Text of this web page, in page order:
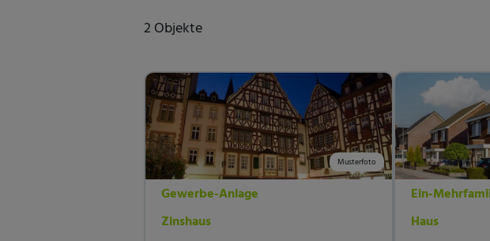
2 Objekte
Musterfoto
Gewerbe-Anlage
Zinshaus
Ein-
Haus